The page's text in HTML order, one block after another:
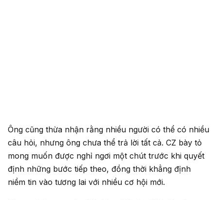
Ông cũng thừa nhận rằng nhiều người có thể có nhiều
câu hỏi, nhưng ông chưa thể trả lời tất cả. CZ bày tỏ
mong muốn được nghỉ ngơi một chút trước khi quyết
định những bước tiếp theo, đồng thời khẳng định
niềm tin vào tương lai với nhiều cơ hội mới.